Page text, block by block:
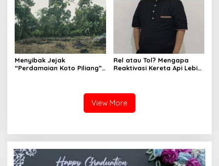
OKNUM ADVOKAT HOTMAN
PARIS HUTAPEA
Menyibak Jejak
“Perdamaian Koto Piliang”:
Rel atau Tol? Mengapa
Reaktivasi Kereta Api Lebih
View More